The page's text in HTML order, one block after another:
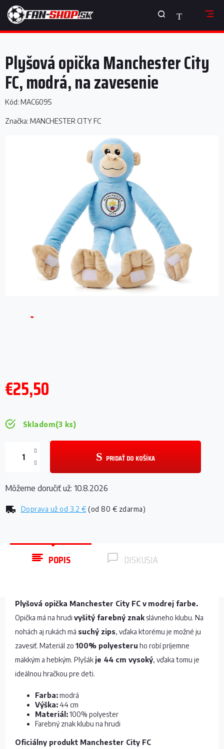
Prejsť
obsah
NÁKUPNÝ
KOŠÍK
Plyšová opička Manchester City
FC, modrá, na zavesenie
Kód: MAC6095
Značka: MANCHESTER CITY FC
€25,50
Skladom(3 ks)
Doprava už od 3.2 € (od 80 € zdarma)
PRIDAŤ DO KOŠÍKA
Môžeme doručiť už: 10.8.2026
POPIS DISKUSIA
Plyšová opička Manchester City FC v modrej farbe.
Opička má na hrudi vyšitý farebný znakslávneho klubu. Na
nohách aj rukách má suchý zips, vďaka ktorému je možné ju
zavesiť. Materiál zo 100% polyesteru ho robí príjemne
mäkkým a hebkým. Plyšák je 44 cm vysoký, vďaka tomu je
ideálnou hračkou pre deti.
Farba:modrá
Výška:44 cm
Materiál:100% polyester
Farebný znak klubu na hrudi
Oficiálny produkt Manchester City FC